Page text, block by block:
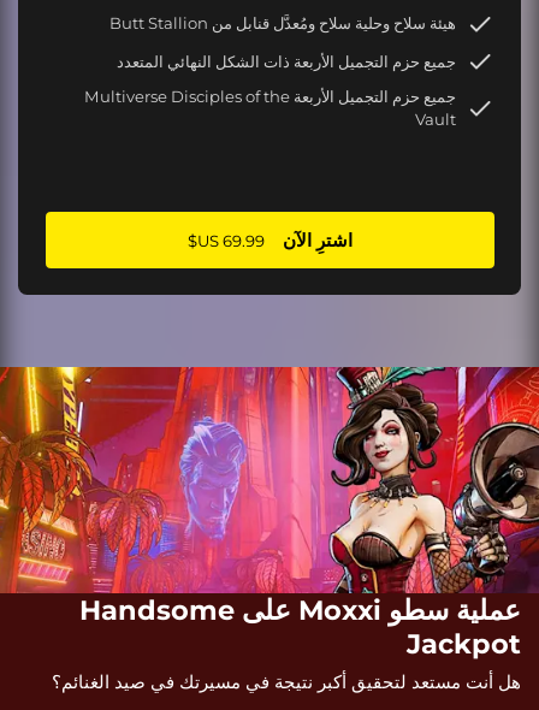
هيئة سلاح وحلية سلاح ومُعدَّل قنابل من Butt Stallion
جميع حزم التجميل الأربعة ذات الشكل النهائي المتعدد
جميع حزم التجميل الأربعة Multiverse Disciples of the
Vault
اشترِ الآن ‏69.99 US$
عملية سطو Moxxi على Handsome
Jackpot
هل أنت مستعد لتحقيق أكبر نتيجة في مسيرتك في صيد الغنائم؟